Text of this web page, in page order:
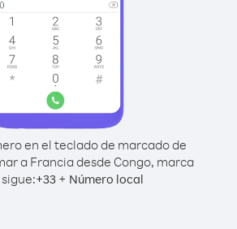
en el teclado de marcado de
a Francia desde Congo, marca
+33 + Número local